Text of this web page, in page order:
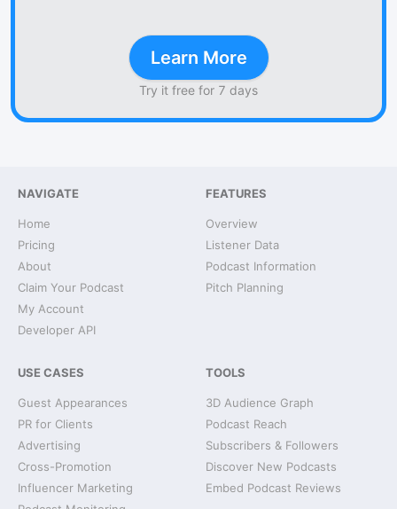
Learn More
Try it free for 7 days
NAVIGATE
Home
Pricing
About
Claim Your Podcast
My Account
Developer API
FEATURES
Overview
Listener Data
Podcast Information
Pitch Planning
USE CASES
Guest Appearances
PR for Clients
Advertising
Cross-Promotion
Influencer Marketing
TOOLS
3D Audience Graph
Podcast Reach
Subscribers & Followers
Discover New Podcasts
Embed Podcast Reviews